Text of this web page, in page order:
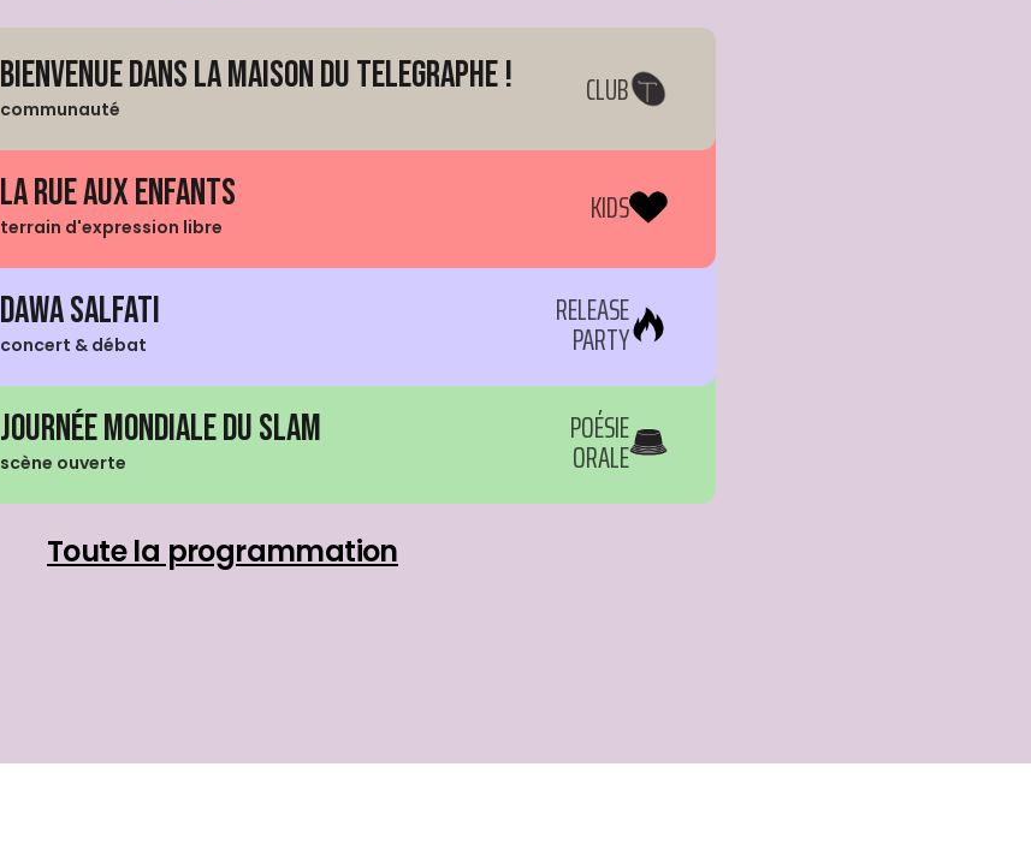
Bienvenue dans La Maison du Telegraphe !
communauté CLUB
La Rue aux enfants
terrain d'expression libre KIDS
Dawa Salfati
concert & débat
RELEASE
PARTY
Journée mondiale du Slam
scène ouverte
POÉSIE
ORALE
Toute la programmation